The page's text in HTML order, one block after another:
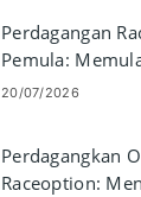
Perdagangan
Pemula:
20/07/2026
Perdagangkan
Raceoption: